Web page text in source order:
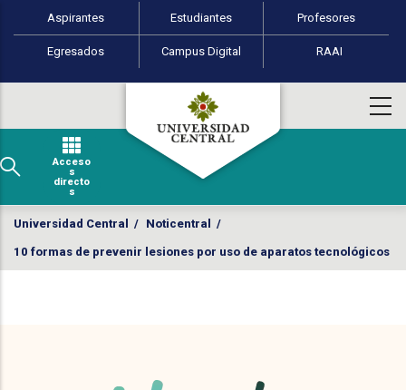
Pasar al contenido principal
Perfiles de usuario
Aspirantes Estudiantes Profesores
Egresados Campus Digital RAAI
Acceso
s
directo
s
Universidad Central / Noticentral /
10 formas de prevenir lesiones por uso de aparatos tecnológicos